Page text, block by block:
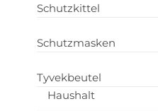
Schutzkittel
Schutzmasken
Tyvekbeutel
Haushalt